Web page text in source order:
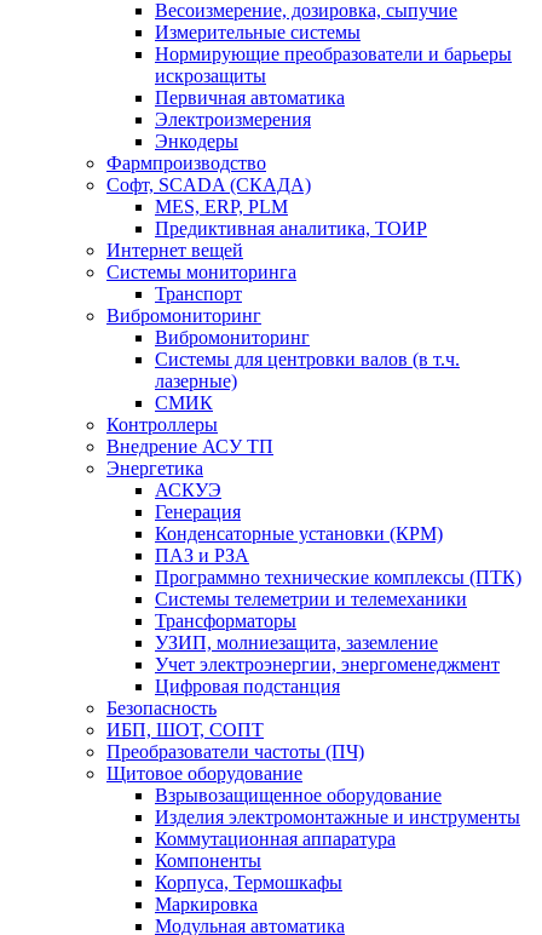
Весоизмерение, дозировка, сыпучие
Измерительные системы
Нормирующие преобразователи и барьеры
искрозащиты
Первичная автоматика
Электроизмерения
Энкодеры
Фармпроизводство
Софт, SCADA (СКАДА)
MES, ERP, PLM
Предиктивная аналитика, ТОИР
Интернет вещей
Системы мониторинга
Транспорт
Вибромониторинг
Вибромониторинг
Системы для центровки валов (в т.ч.
лазерные)
СМИК
Контроллеры
Внедрение АСУ ТП
Энергетика
АСКУЭ
Генерация
Конденсаторные установки (КРМ)
ПАЗ и РЗА
Программно технические комплексы (ПТК)
Системы телеметрии и телемеханики
Трансформаторы
УЗИП, молниезащита, заземление
Учет электроэнергии, энергоменеджмент
Цифровая подстанция
Безопасность
ИБП, ШОТ, СОПТ
Преобразователи частоты (ПЧ)
Щитовое оборудование
Взрывозащищенное оборудование
Изделия электромонтажные и инструменты
Коммутационная аппаратура
Компоненты
Корпуса, Термошкафы
Маркировка
Модульная автоматика